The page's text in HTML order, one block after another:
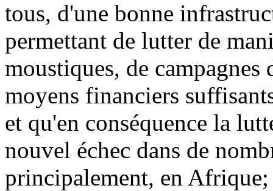
tous, d'une bonne
permettant de lutter de
moustiques, de
moyens financiers
et qu'en conséquence la
nouvel échec dans de
principalement, en Afrique;